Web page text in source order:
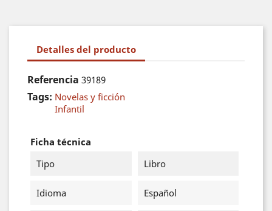
Detalles del producto
Referencia 39189
Tags: Novelas y ficción
Infantil
Ficha técnica
Tipo
Libro
Idioma Español